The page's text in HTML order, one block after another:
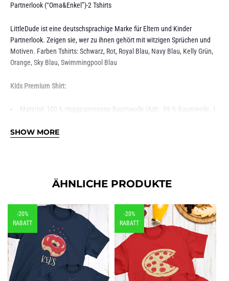
Partnerlook (“Oma&Enkel”)-2 Tshirts
LittleDude ist eine deutschsprachige Marke für Eltern und Kinder
Partnerlook. Zeigen sie, wer zu ihnen gehört mit witzigen Sprüchen und
Motiven. Farben Tshirts: Schwarz, Rot, Royal Blau, Navy Blau, Kelly Grün,
Orange, Sky Blau, Swimmingpool Blau
Kids Premium Shirt:
Material: 100 % ringgesponnene Baumwolle (Ash: 99 % Baumwolle, 1
Grammatur: 185 g/m²
Schnitt: Regular Fit (großzügig geschnitten)
Single Jersey
SHOW MORE
ÄHNLICHE PRODUKTE
-20%
RABATT
-20%
RABATT